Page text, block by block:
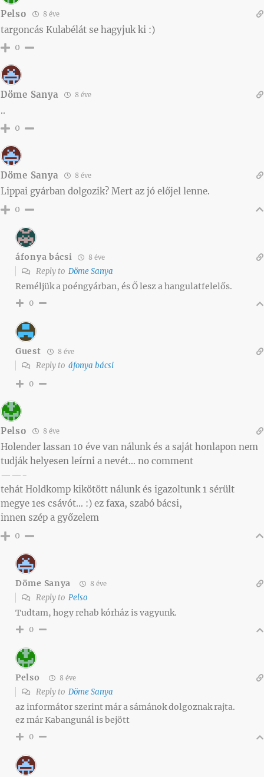
Pelso 8 éve
targoncás Kulabélát se hagyjuk ki :)
0
Döme Sanya 8 éve
..
0
Döme Sanya 8 éve
Lippai gyárban dolgozik? Mert az jó előjel lenne.
0
áfonya bácsi 8 éve
Reply to Döme Sanya
Reméljük a poéngyárban, és Ő lesz a hangulatfelelős.
0
Guest 8 éve
Reply to áfonya bácsi
0
Pelso 8 éve
Holender lassan 10 éve van nálunk és a saját honlapon nem
tudják helyesen leírni a nevét… no comment
——-
tehát Holdkomp kikötött nálunk és igazoltunk 1 sérült
megye 1es csávót… :) ez faxa, szabó bácsi,
innen szép a győzelem
0
Döme Sanya 8 éve
Reply to Pelso
Tudtam, hogy rehab kórház is vagyunk.
0
Pelso 8 éve
Reply to Döme Sanya
az informátor szerint már a sámánok dolgoznak rajta.
ez már Kabangunál is bejött
0